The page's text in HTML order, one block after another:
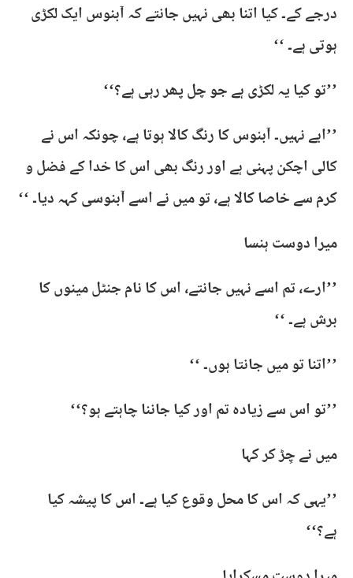
درجے کے۔ کیا اتنا بھی نہیں جانتے کہ آبنوس ایک لکڑی
ہوتی ہے۔ ‘‘
’’تو کیا یہ لکڑی ہے جو چل پھر رہی ہے؟‘‘
’’ابے نہیں۔ آبنوس کا رنگ کالا ہوتا ہے، چونکہ اس نے
کالی اچکن پہنی ہے اور رنگ بھی اس کا خدا کے فضل و
کرم سے خاصا کالا ہے، تو میں نے اسے آبنوسی کہہ دیا۔ ‘‘
میرا دوست ہنسا
’’ارے، تم اسے نہیں جانتے، اس کا نام جنٹل مینوں کا
برش ہے۔ ‘‘
’’اتنا تو میں جانتا ہوں۔ ‘‘
’’تو اس سے زیادہ تم اور کیا جاننا چاہتے ہو؟‘‘
میں نے چِڑ کر کہا
’’یہی کہ اس کا محل وقوع کیا ہے۔ اس کا پیشہ کیا
ہے؟‘‘